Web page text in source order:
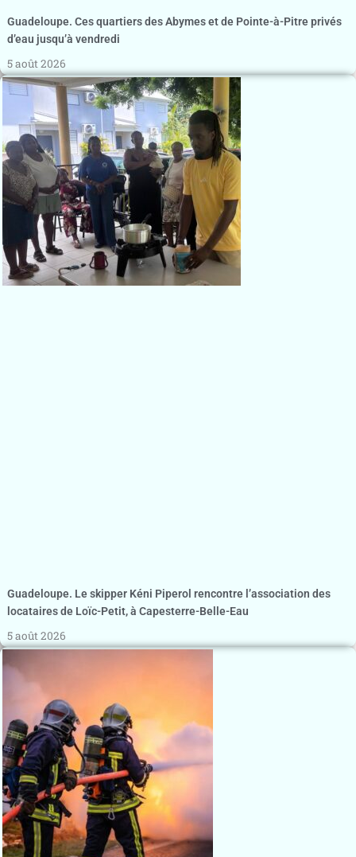
Guadeloupe. Ces quartiers des Abymes et de Pointe-à-Pitre privés
d’eau jusqu’à vendredi
5 août 2026
Guadeloupe. Le skipper Kéni Piperol rencontre l’association des
locataires de Loïc-Petit, à Capesterre-Belle-Eau
5 août 2026